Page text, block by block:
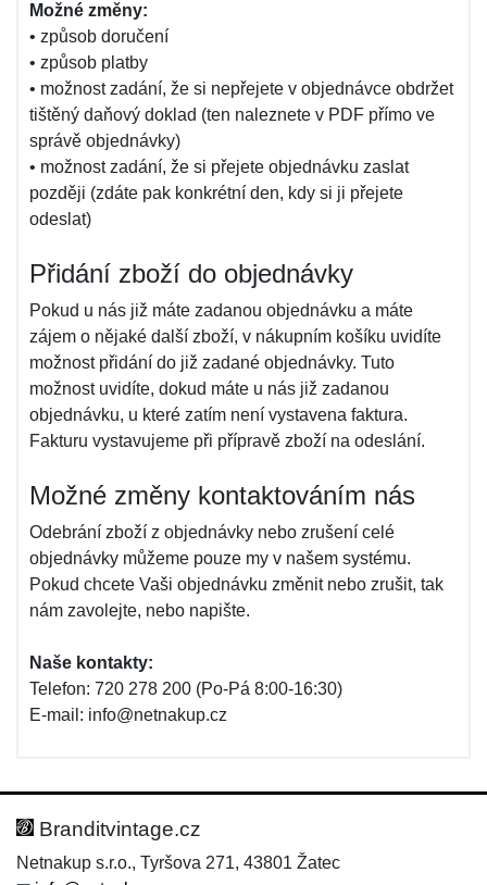
Možné změny:
• způsob doručení
• způsob platby
• možnost zadání, že si nepřejete v objednávce obdržet
tištěný daňový doklad (ten naleznete v PDF přímo ve
správě objednávky)
• možnost zadání, že si přejete objednávku zaslat
později (zdáte pak konkrétní den, kdy si ji přejete
odeslat)
Přidání zboží do objednávky
Pokud u nás již máte zadanou objednávku a máte
zájem o nějaké další zboží, v nákupním košíku uvidíte
možnost přidání do již zadané objednávky. Tuto
možnost uvidíte, dokud máte u nás již zadanou
objednávku, u které zatím není vystavena faktura.
Fakturu vystavujeme při přípravě zboží na odeslání.
Možné změny kontaktováním nás
Odebrání zboží z objednávky nebo zrušení celé
objednávky můžeme pouze my v našem systému.
Pokud chcete Vaši objednávku změnit nebo zrušit, tak
nám zavolejte, nebo napište.
Naše kontakty:
Telefon: 720 278 200 (Po-Pá 8:00-16:30)
E-mail: info@netnakup.cz
Branditvintage.cz
Netnakup s.r.o., Tyršova 271, 43801 Žatec